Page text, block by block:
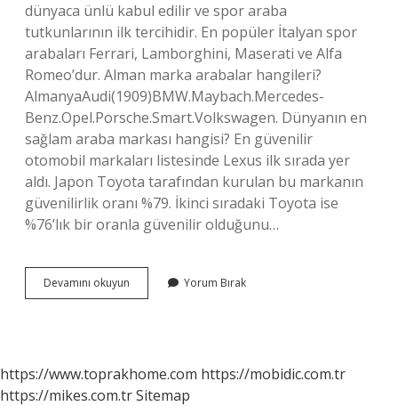
dünyaca ünlü kabul edilir ve spor araba
tutkunlarının ilk tercihidir. En popüler İtalyan spor
arabaları Ferrari, Lamborghini, Maserati ve Alfa
Romeo’dur. Alman marka arabalar hangileri?
AlmanyaAudi(1909)BMW.Maybach.Mercedes-
Benz.Opel.Porsche.Smart.Volkswagen. Dünyanın en
sağlam araba markası hangisi? En güvenilir
otomobil markaları listesinde Lexus ilk sırada yer
aldı. Japon Toyota tarafından kurulan bu markanın
güvenilirlik oranı %79. İkinci sıradaki Toyota ise
%76’lık bir oranla güvenilir olduğunu…
Devamını okuyun
Arabaları
Yorum Bırak
https://www.toprakhome.com https://mobidic.com.tr
https://mikes.com.trSitemap